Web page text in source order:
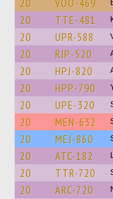
20 VOO-469
20 TTE-481
20 UPR-588
20 RJP-520
20 HPJ-820
20 HPP-790
20 UPE-320
20 MEN-632
20 MEJ-860
20 ATC-182
20 TTR-720
20 ARC-720